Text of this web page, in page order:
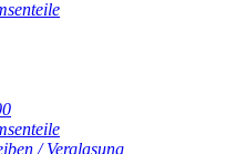
/ Verglasung